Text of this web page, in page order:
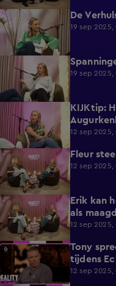
5:30 De
19 sep 2025,
4:11
19 sep 2025,
KIJKtip:
12 sep 2025,
5:13 Fleur
12 sep 2025,
3:18
Erik kan
als
12 sep 2025,
3:33
Tony
tijdens
12 sep 2025,